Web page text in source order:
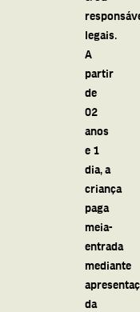
legais.
A
partir
de
02
anos
e 1
dia, a
criança
paga
meia-
entrada
mediante
da